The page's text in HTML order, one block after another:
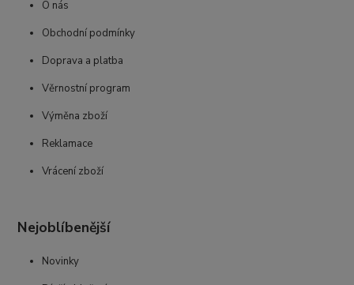
O nás
Obchodní podmínky
Doprava a platba
Věrnostní program
Výměna zboží
Reklamace
Vrácení zboží
Nejoblíbenější
Novinky